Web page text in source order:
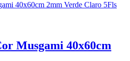
Musgami 40x60cm